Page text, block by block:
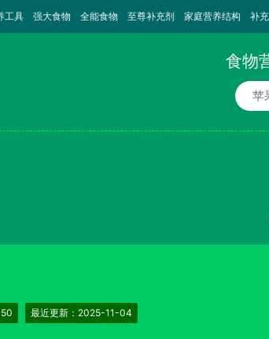
工具 强大食物 全能食物 至尊补充剂 家庭营养结构 补
食物
食物/AI食疗诉求/补
最近更新：2025-11-04